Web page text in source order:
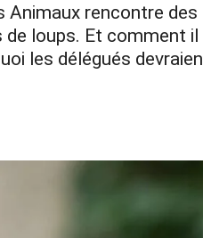
rencontre
loups. Et comment
les délégués